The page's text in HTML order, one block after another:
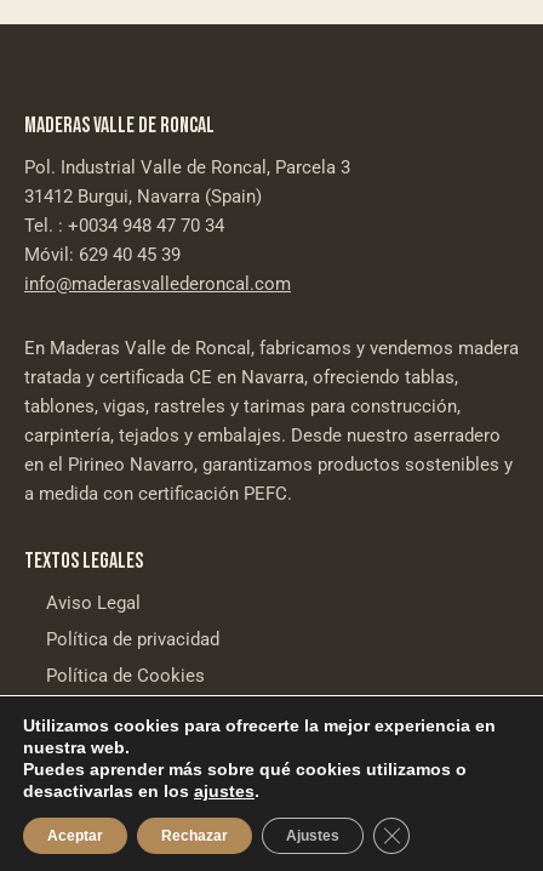
MADERAS VALLE DE RONCAL
Pol. Industrial Valle de Roncal, Parcela 3
31412 Burgui, Navarra (Spain)
Tel. : +0034 948 47 70 34
Móvil: 629 40 45 39
info@maderasvallederoncal.com
En Maderas Valle de Roncal, fabricamos y vendemos madera
tratada y certificada CE en Navarra, ofreciendo tablas,
tablones, vigas, rastreles y tarimas para construcción,
carpintería, tejados y embalajes. Desde nuestro aserradero
en el Pirineo Navarro, garantizamos productos sostenibles y
a medida con certificación PEFC.
TEXTOS LEGALES
Aviso Legal
Política de privacidad
Política de Cookies
Desarrollo webAldor Internet
Financiado por la Unión Europea – NextGenerationEU
Utilizamos cookies para ofrecerte la mejor experiencia en
nuestra web.
Puedes aprender más sobre qué cookies utilizamos o
desactivarlas en los ajustes.
Aceptar Rechazar Ajustes Cerrar el banner